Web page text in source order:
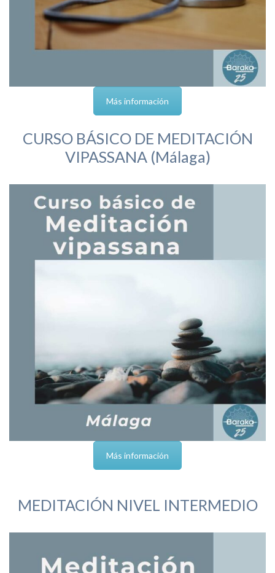
Más información
CURSO BÁSICO DE MEDITACIÓN
VIPASSANA (Málaga)
Más información
MEDITACIÓN NIVEL INTERMEDIO